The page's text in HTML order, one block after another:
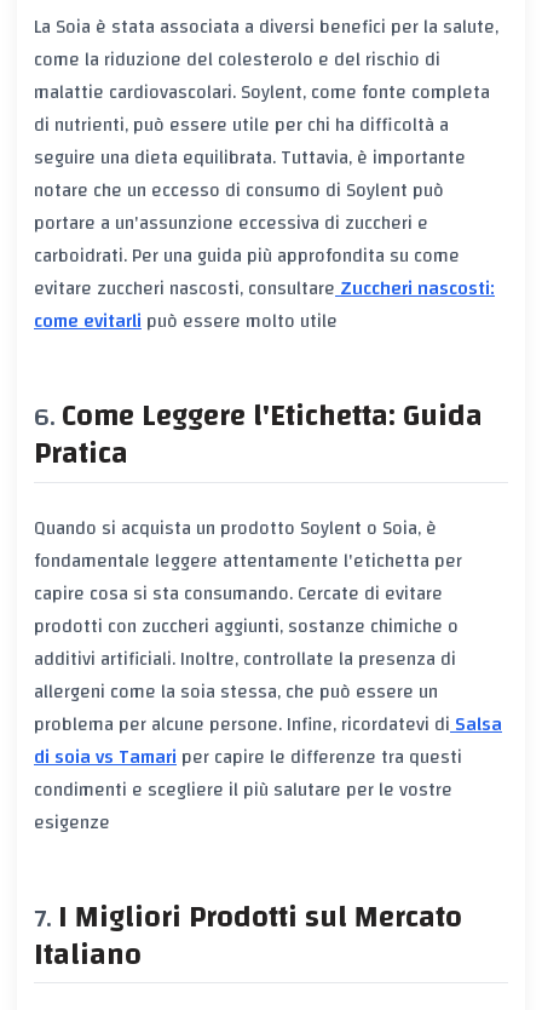
La Soia è stata associata a diversi benefici per la salute,
come la riduzione del colesterolo e del rischio di
malattie cardiovascolari. Soylent, come fonte completa
di nutrienti, può essere utile per chi ha difficoltà a
seguire una dieta equilibrata. Tuttavia, è importante
notare che un eccesso di consumo di Soylent può
portare a un'assunzione eccessiva di zuccheri e
carboidrati. Per una guida più approfondita su come
evitare zuccheri nascosti, consultareZuccheri nascosti:
come evitarlipuò essere molto utile
Come Leggere l'Etichetta: Guida
Pratica
Quando si acquista un prodotto Soylent o Soia, è
fondamentale leggere attentamente l'etichetta per
capire cosa si sta consumando. Cercate di evitare
prodotti con zuccheri aggiunti, sostanze chimiche o
additivi artificiali. Inoltre, controllate la presenza di
allergeni come la soia stessa, che può essere un
problema per alcune persone. Infine, ricordatevi diSalsa
di soia vs Tamariper capire le differenze tra questi
condimenti e scegliere il più salutare per le vostre
esigenze
I Migliori Prodotti sul Mercato
Italiano